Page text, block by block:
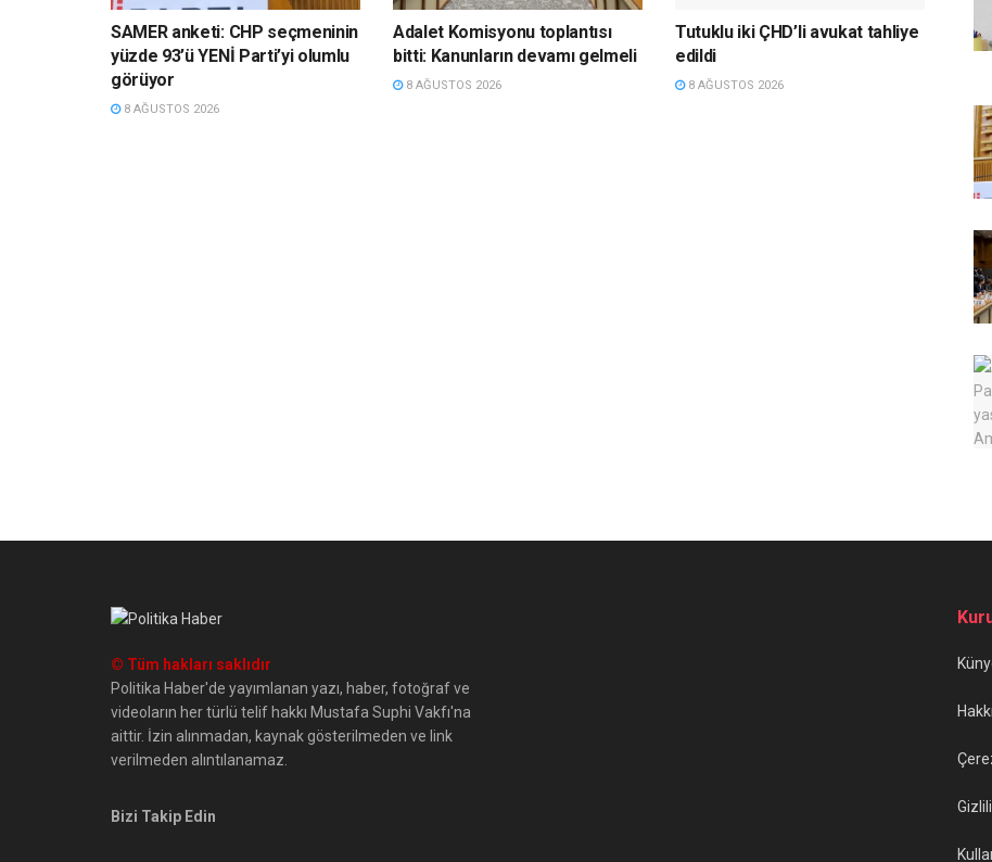
SAMER anketi: CHP seçmeninin
yüzde 93’ü YENİ Parti’yi olumlu
görüyor
8 AĞUSTOS 2026
Adalet Komisyonu toplantısı
bitti: Kanunların devamı gelmeli
8 AĞUSTOS 2026
Tutuklu iki ÇHD’li avukat tahliye
edildi
8 AĞUSTOS 2026
© Tüm hakları saklıdır
Politika Haber'de yayımlanan yazı, haber, fotoğraf ve
videoların her türlü telif hakkı Mustafa Suphi Vakfı'na
aittir. İzin alınmadan, kaynak gösterilmeden ve link
verilmeden alıntılanamaz.
Bizi Takip Edin